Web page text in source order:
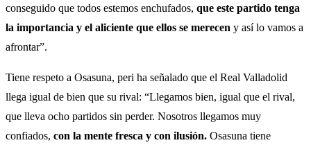
conseguido que todos estemos enchufados, que este partido tenga
la importancia y el aliciente que ellos se merecen y así lo vamos a
afrontar”.
Tiene respeto a Osasuna, peri ha señalado que el Real Valladolid
llega igual de bien que su rival: “Llegamos bien, igual que el rival,
que lleva ocho partidos sin perder. Nosotros llegamos muy
confiados, con la mente fresca y con ilusión. Osasuna tiene